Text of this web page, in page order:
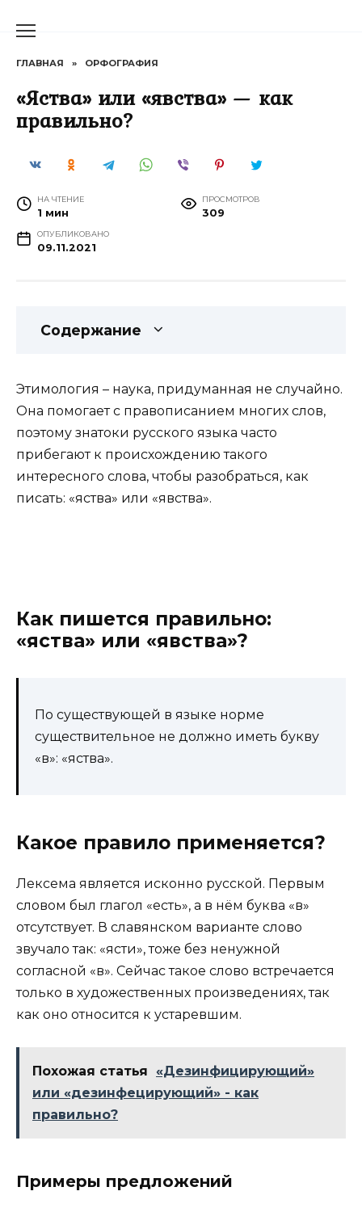
ГЛАВНАЯ » ОРФОГРАФИЯ
«Яства» или «явства» — как
правильно?
НА ЧТЕНИЕ
1 мин
ПРОСМОТРОВ
309
ОПУБЛИКОВАНО
09.11.2021
Содержание
Этимология – наука, придуманная не случайно.
Она помогает с правописанием многих слов,
поэтому знатоки русского языка часто
прибегают к происхождению такого
интересного слова, чтобы разобраться, как
писать: «яства» или «явства».
Как пишется правильно:
«яства» или «явства»?
По существующей в языке норме
существительное не должно иметь букву
«в»: «яства».
Какое правило применяется?
Лексема является исконно русской. Первым
словом был глагол «есть», а в нём буква «в»
отсутствует. В славянском варианте слово
звучало так: «ясти», тоже без ненужной
согласной «в». Сейчас такое слово встречается
только в художественных произведениях, так
как оно относится к устаревшим.
Похожая статья
«Дезинфицирующий»
или «дезинфецирующий» - как
правильно?
Примеры предложений